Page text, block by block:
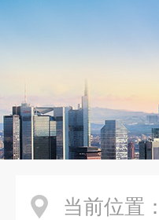
当前位置：